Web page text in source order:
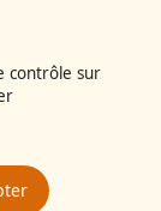
contrôle sur